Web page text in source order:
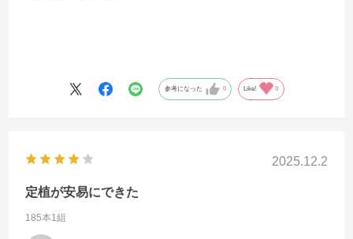
参考になった 0 Like! 0
2025.12.2
定植が安易にできた
185本1組